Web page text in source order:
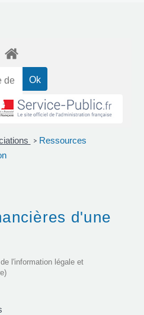
> Ressources
d'une
l'information légale et